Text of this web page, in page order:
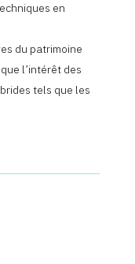
en
du patrimoine
l’intérêt des
tels que les